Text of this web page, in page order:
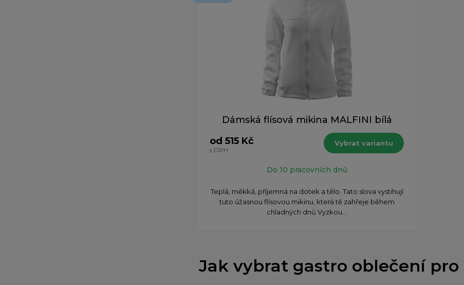
Dámská flísová mikina MALFINI bílá
od 515 Kč
s DPH
Vybrat variantu
Do 10 pracovních dnů
​Teplá, měkká, příjemná na dotek a tělo. Tato slova vystihují
tuto úžasnou flísovou mikinu, která tě zahřeje během
chladných dnů Vyzkou...
Jak vybrat gastro oblečení pro